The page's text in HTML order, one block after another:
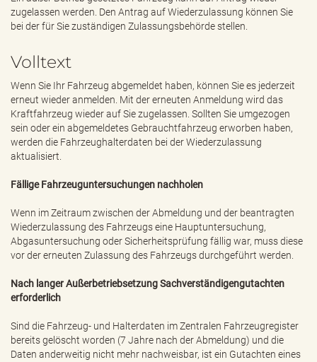
s
b
e
n
zugelassen werden. Den Antrag auf Wiederzulassung können Sie
bei der für Sie zuständigen Zulassungsbehörde stellen.
Volltext
Wenn Sie Ihr Fahrzeug abgemeldet haben, können Sie es jederzeit
erneut wieder anmelden. Mit der erneuten Anmeldung wird das
Kraftfahrzeug wieder auf Sie zugelassen. Sollten Sie umgezogen
sein oder ein abgemeldetes Gebrauchtfahrzeug erworben haben,
werden die Fahrzeughalterdaten bei der Wiederzulassung
aktualisiert.
Fällige Fahrzeuguntersuchungen nachholen
Wenn im Zeitraum zwischen der Abmeldung und der beantragten
Wiederzulassung des Fahrzeugs eine Hauptuntersuchung,
Abgasuntersuchung oder Sicherheitsprüfung fällig war, muss diese
vor der erneuten Zulassung des Fahrzeugs durchgeführt werden.
Nach langer Außerbetriebsetzung Sachverständigengutachten
erforderlich
Sind die Fahrzeug- und Halterdaten im Zentralen Fahrzeugregister
bereits gelöscht worden (7 Jahre nach der Abmeldung) und die
Daten anderweitig nicht mehr nachweisbar, ist ein Gutachten eines